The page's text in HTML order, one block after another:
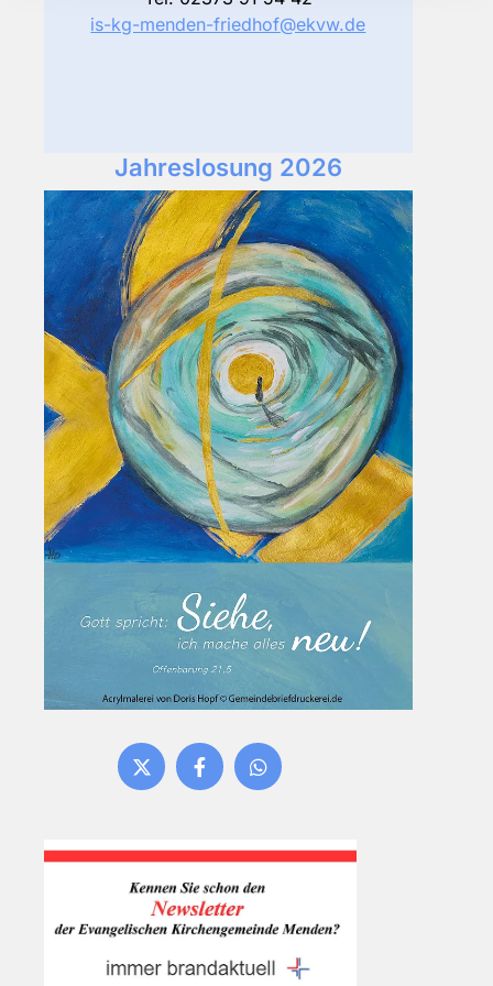
is-kg-menden-friedhof@ekvw.de
Jahreslosung 2026